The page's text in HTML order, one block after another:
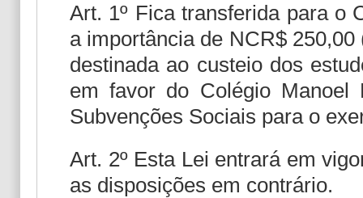
Art. 1º Fica transferida para o
a importância de NCR$
destinada ao custeio dos
em favor do Colégio Manoel
Subvenções Sociais para o
Art. 2º Esta Lei entrará em
as disposições em contrário.